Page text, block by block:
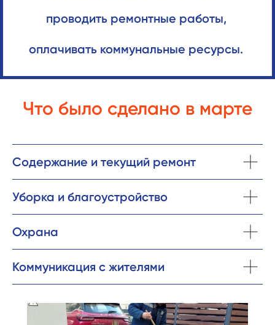
проводить ремонтные работы,
оплачивать коммунальные ресурсы.
Что было сделано в марте
Содержание и текущий ремонт
Уборка и благоустройство
Охрана
Коммуникация с жителями